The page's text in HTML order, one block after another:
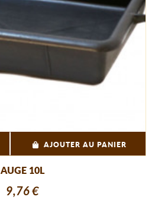
AJOUTER AU PANIER
AUGE 10L
9,76 €